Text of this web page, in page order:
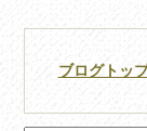
ブログトッ